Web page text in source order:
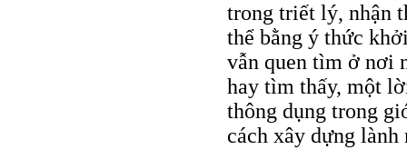
trong triết lý, nhận
thể bằng ý thức
vẫn quen tìm ở nơi
hay tìm thấy, một
thông dụng trong
cách xây dựng lành